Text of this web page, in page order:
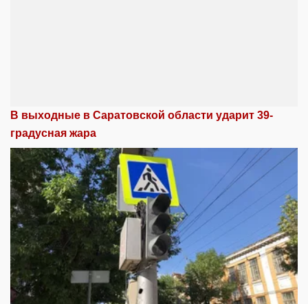
В выходные в Саратовской области ударит 39-
градусная жара